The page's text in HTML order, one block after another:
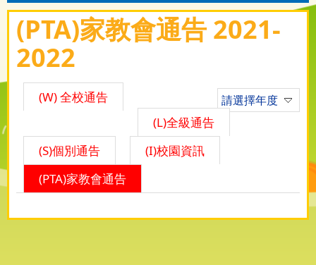
(PTA)家教會通告 2021-
2022
請選擇年度
(W) 全校通告
(L)全級通告
(S)個別通告
(I)校園資訊
(PTA)家教會通告